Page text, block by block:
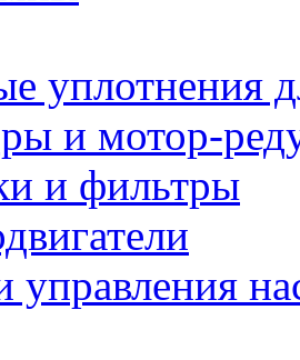
уплотнения
и мотор-
и фильтры
управления